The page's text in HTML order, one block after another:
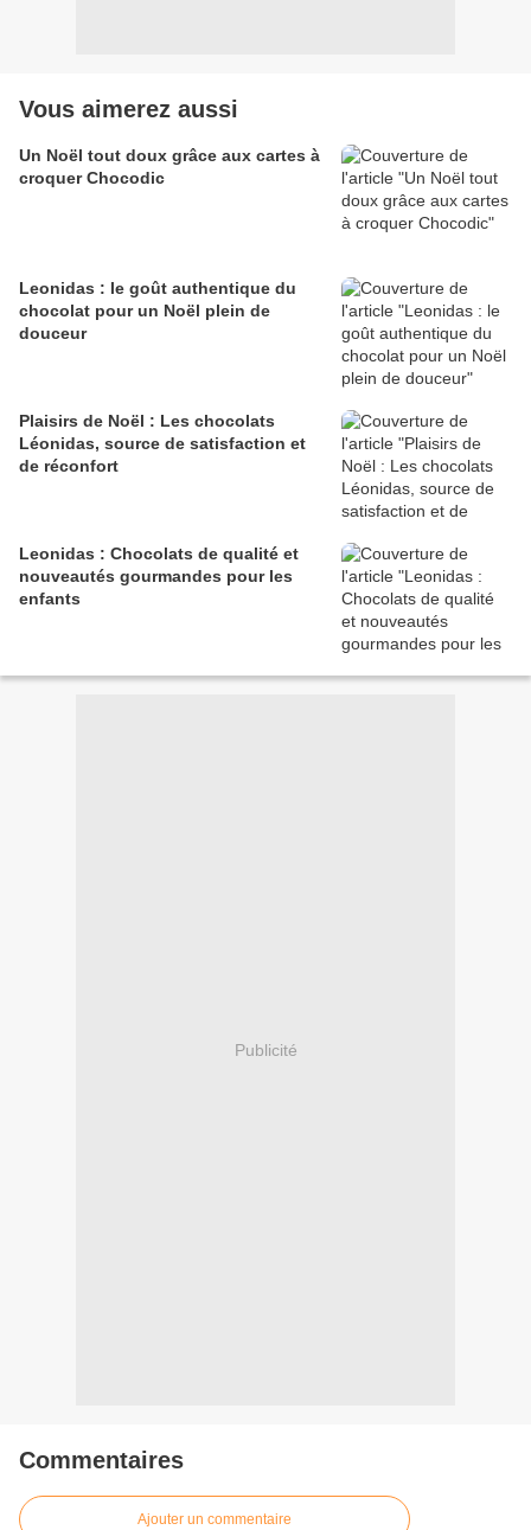
Vous aimerez aussi
Un Noël tout doux grâce aux cartes à
croquer Chocodic
Leonidas : le goût authentique du
chocolat pour un Noël plein de
douceur
Plaisirs de Noël : Les chocolats
Léonidas, source de satisfaction et
de réconfort
Leonidas : Chocolats de qualité et
nouveautés gourmandes pour les
enfants
Publicité
Commentaires
Ajouter un commentaire